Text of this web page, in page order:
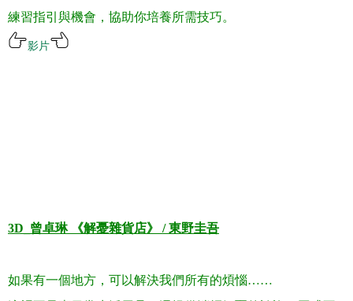
練習指引與機會，協助你培養所需技巧。
影片
3D_ 曾卓琳 《解憂雜貨店》 /東野圭吾
如果有一個地方，可以解決我們所有的煩惱……